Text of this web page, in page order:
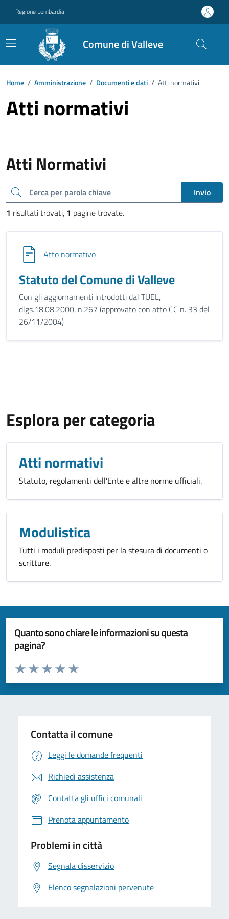
Regione Lombardia
Comune di Valleve
Home / Amministrazione / Documenti e dati / Atti normativi
Atti normativi
Atti Normativi
Cerca una parola chiave
Invio
1 risultati trovati, 1 pagine trovate.
Atto normativo
Statuto del Comune di Valleve
Con gli aggiornamenti introdotti dal TUEL,
dlgs.18.08.2000, n.267 (approvato con atto CC n. 33 del
26/11/2004)
Esplora per categoria
Atti normativi
Statuto, regolamenti dell'Ente e altre norme ufficiali.
Modulistica
Tutti i moduli predisposti per la stesura di documenti o
scritture.
Quanto sono chiare le informazioni su questa
pagina?
Valuta da 1 a 5 stelle la pagina
Valuta 5 stelle su 5
Valuta 4 stelle su 5
Valuta 3 stelle su 5
Valuta 2 stelle su 5
Valuta 1 stelle su 5
Contatta il comune
Leggi le domande frequenti
Richiedi assistenza
Contatta gli uffici comunali
Prenota appuntamento
Problemi in città
Segnala disservizio
Elenco segnalazioni pervenute